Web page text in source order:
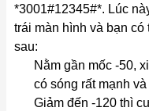
*3001#12345#*. Lúc
trái màn hình và bạn
sau:
Nằm gần mốc -50,
có sóng rất mạnh
Giảm đến -120 thì